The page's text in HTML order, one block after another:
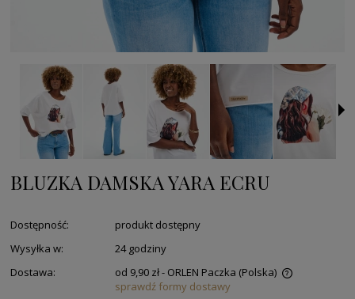
BLUZKA DAMSKA YARA ECRU
Dostępność:
produkt dostępny
Wysyłka w:
24 godziny
Dostawa:
od 9,90 zł- ORLEN Paczka (Polska)
sprawdź formy dostawy